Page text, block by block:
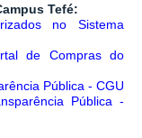
Tefé:
no Sistema
de Compras do
Pública - CGU
Pública -